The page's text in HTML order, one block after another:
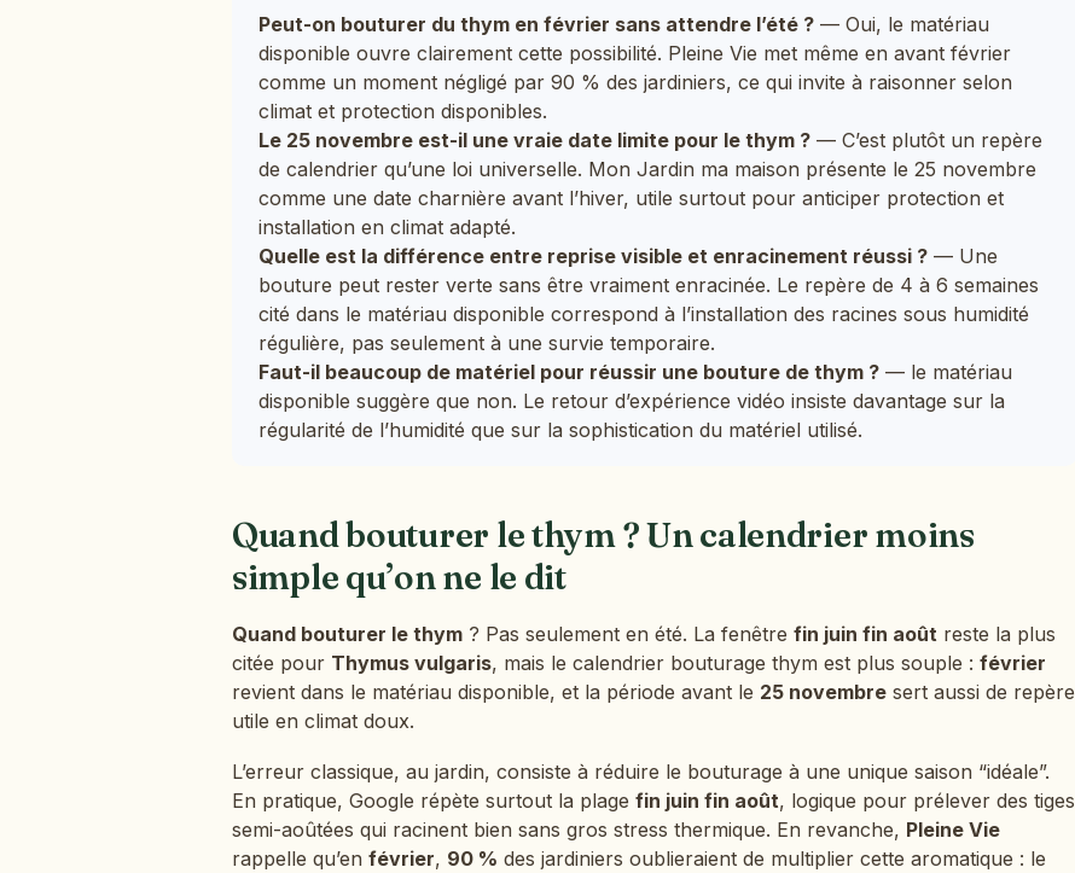
Peut-on bouturer du thym en février sans attendre l’été ? — Oui, le matériau
disponible ouvre clairement cette possibilité. Pleine Vie met même en avant février
comme un moment négligé par 90 % des jardiniers, ce qui invite à raisonner selon
climat et protection disponibles.
Le 25 novembre est-il une vraie date limite pour le thym ? — C’est plutôt un repère
de calendrier qu’une loi universelle. Mon Jardin ma maison présente le 25 novembre
comme une date charnière avant l’hiver, utile surtout pour anticiper protection et
installation en climat adapté.
Quelle est la différence entre reprise visible et enracinement réussi ? — Une
bouture peut rester verte sans être vraiment enracinée. Le repère de 4 à 6 semaines
cité dans le matériau disponible correspond à l’installation des racines sous humidité
régulière, pas seulement à une survie temporaire.
Faut-il beaucoup de matériel pour réussir une bouture de thym ? — le matériau
disponible suggère que non. Le retour d’expérience vidéo insiste davantage sur la
régularité de l’humidité que sur la sophistication du matériel utilisé.
Quand bouturer le thym ? Un calendrier moins
simple qu’on ne le dit
Quand bouturer le thym ? Pas seulement en été. La fenêtre fin juin fin août reste la plus
citée pour Thymus vulgaris, mais le calendrier bouturage thym est plus souple : février
revient dans le matériau disponible, et la période avant le 25 novembre sert aussi de repère
utile en climat doux.
L’erreur classique, au jardin, consiste à réduire le bouturage à une unique saison “idéale”.
En pratique, Google répète surtout la plage fin juin fin août, logique pour prélever des tiges
semi-aoûtées qui racinent bien sans gros stress thermique. En revanche, Pleine Vie
rappelle qu’en février, 90 % des jardiniers oublieraient de multiplier cette aromatique : le